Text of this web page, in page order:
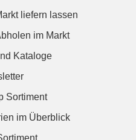
liefern lassen
im Markt
Kataloge
Sortiment
im Überblick